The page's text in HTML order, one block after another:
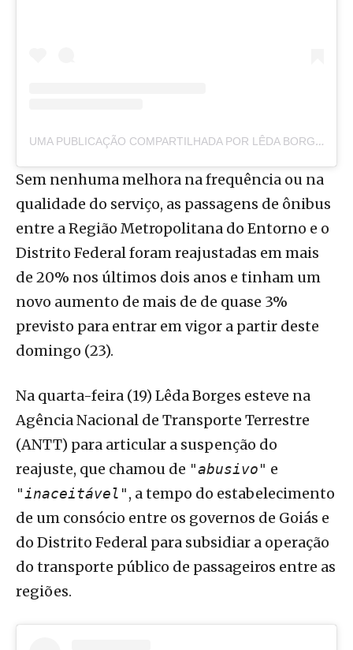
UMA PUBLICAÇÃO COMPARTILHADA POR LÊDA BORGES (@LEDABORGESM)
Sem nenhuma melhora na frequência ou na
qualidade do serviço, as passagens de ônibus
entre a Região Metropolitana do Entorno e o
Distrito Federal foram reajustadas em mais
de 20% nos últimos dois anos e tinham um
novo aumento de mais de de quase 3%
previsto para entrar em vigor a partir deste
domingo (23).
Na quarta-feira (19) Lêda Borges esteve na
Agência Nacional de Transporte Terrestre
(ANTT) para articular a suspenção do
reajuste, que chamou de "abusivo" e
"inaceitável", a tempo do estabelecimento
de um consócio entre os governos de Goiás e
do Distrito Federal para subsidiar a operação
do transporte público de passageiros entre as
regiões.